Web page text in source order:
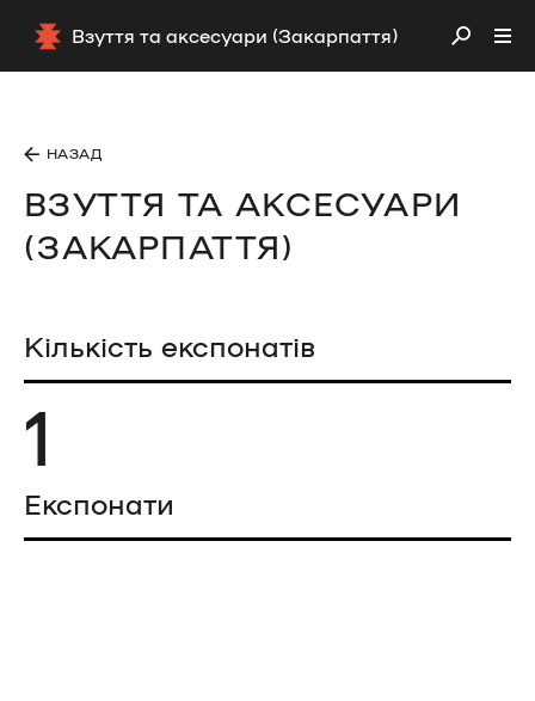
Взуття та аксесуари (Закарпаття)
НАЗАД
ВЗУТТЯ ТА АКСЕСУАРИ
(ЗАКАРПАТТЯ)
Кількість експонатів
1
Експонати